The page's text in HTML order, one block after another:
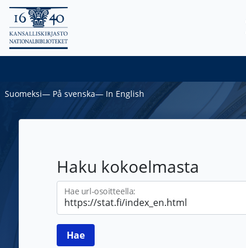
Suomeksi― På svenska― In English
Haku kokoelmasta
Hae url-osoitteella: